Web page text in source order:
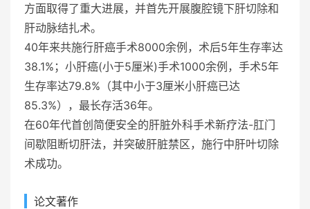
方面取得了重大进展，并首先开展腹腔镜下肝切除和
肝动脉结扎术。
40年来共施行肝癌手术8000余例，术后5年生存率达
38.1%；小肝癌(小于5厘米)手术1000余例，手术5年
生存率达79.8%（其中小于3厘米小肝癌已达
85.3%），最长存活36年。
在60年代首创简便安全的肝脏外科手术新疗法-肛门
间歇阻断切肝法，并突破肝脏禁区，施行中肝叶切除
术成功。
论文著作